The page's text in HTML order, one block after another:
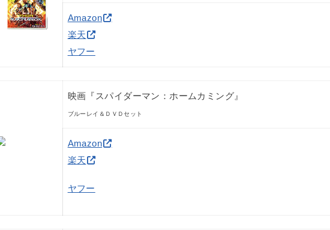
Amazon
楽天
ヤフー
映画『スパイダーマン：ホームカミング』
ブルーレイ＆ＤＶＤセット
Amazon
楽天
ヤフー